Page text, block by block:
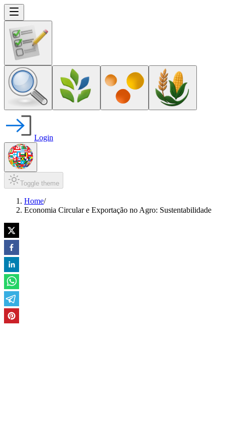
Login
Toggle theme
Home/
Economia Circular e Exportação no Agro: Sustentabilidade